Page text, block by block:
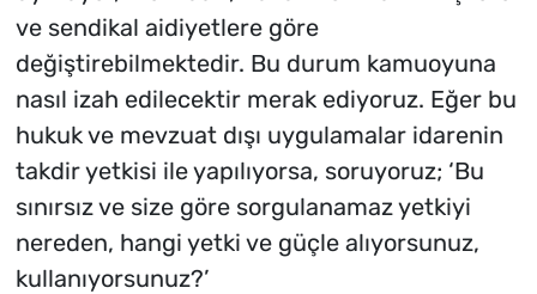
ve sendikal aidiyetlere göre
değiştirebilmektedir. Bu durum kamuoyuna
nasıl izah edilecektir merak ediyoruz. Eğer bu
hukuk ve mevzuat dışı uygulamalar idarenin
takdir yetkisi ile yapılıyorsa, soruyoruz; ‘Bu
sınırsız ve size göre sorgulanamaz yetkiyi
nereden, hangi yetki ve güçle alıyorsunuz,
kullanıyorsunuz?’